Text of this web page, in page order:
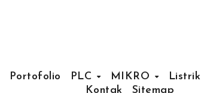
Portofolio PLC MIKRO Listrik
Kontak
Sitemap